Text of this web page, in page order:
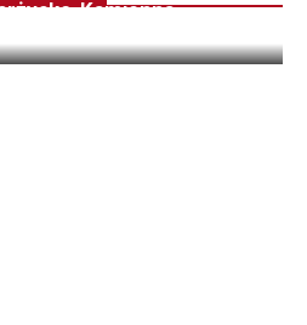
Kamienna